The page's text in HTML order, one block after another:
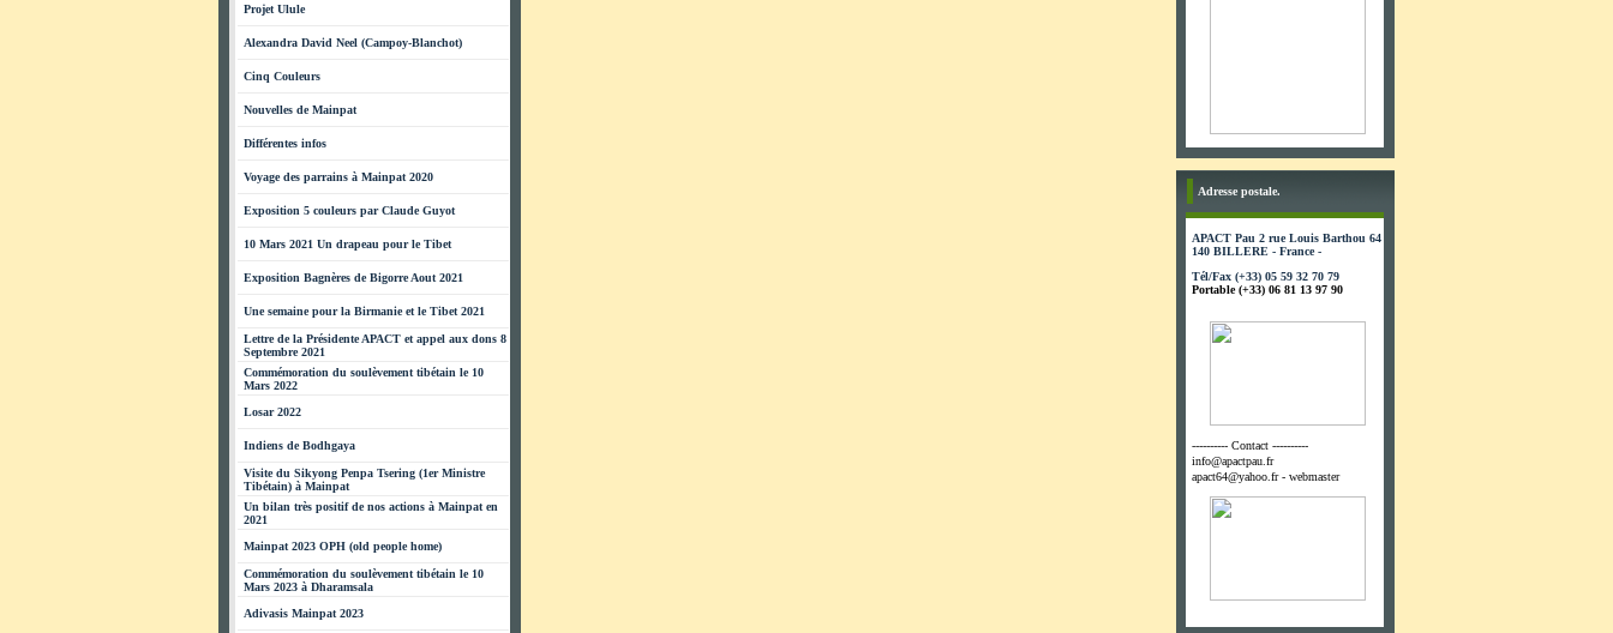
Projet Ulule
Alexandra David Neel (Campoy-Blanchot)
Cinq Couleurs
Nouvelles de Mainpat
Différentes infos
Voyage des parrains à Mainpat 2020
Exposition 5 couleurs par Claude Guyot
10 Mars 2021 Un drapeau pour le Tibet
Exposition Bagnères de Bigorre Aout 2021
Une semaine pour la Birmanie et le Tibet 2021
Lettre de la Présidente APACT et appel aux dons 8
Septembre 2021
Commémoration du soulèvement tibétain le 10
Mars 2022
Losar 2022
Indiens de Bodhgaya
Visite du Sikyong Penpa Tsering (1er Ministre
Tibétain) à Mainpat
Un bilan très positif de nos actions à Mainpat en
2021
Mainpat 2023 OPH (old people home)
Commémoration du soulèvement tibétain le 10
Mars 2023 à Dharamsala
Adivasis Mainpat 2023
Adresse postale.
APACT Pau 2 rue Louis Barthou 64
140 BILLERE - France -
Tél/Fax (+33) 05 59 32 70 79
Portable (+33) 06 81 13 97 90
---------- Contact ----------
info@apactpau.fr
apact64@yahoo.fr - webmaster